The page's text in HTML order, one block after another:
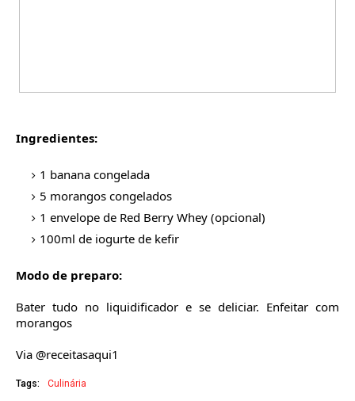
Ingredientes:
1 banana congelada
5 morangos congelados
1 envelope de Red Berry Whey (opcional)
100ml de iogurte de kefir
Modo de preparo:
Bater tudo no liquidificador e se deliciar. Enfeitar com
morangos
Via @receitasaqui1
Tags: Culinária